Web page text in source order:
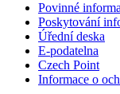
Povinné
Poskytování
Úřední deska
E-podatelna
Czech Point
Informace o